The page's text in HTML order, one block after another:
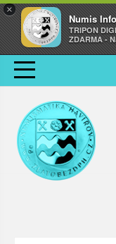
×
Numis Info
TRIPON
ZDARMA -